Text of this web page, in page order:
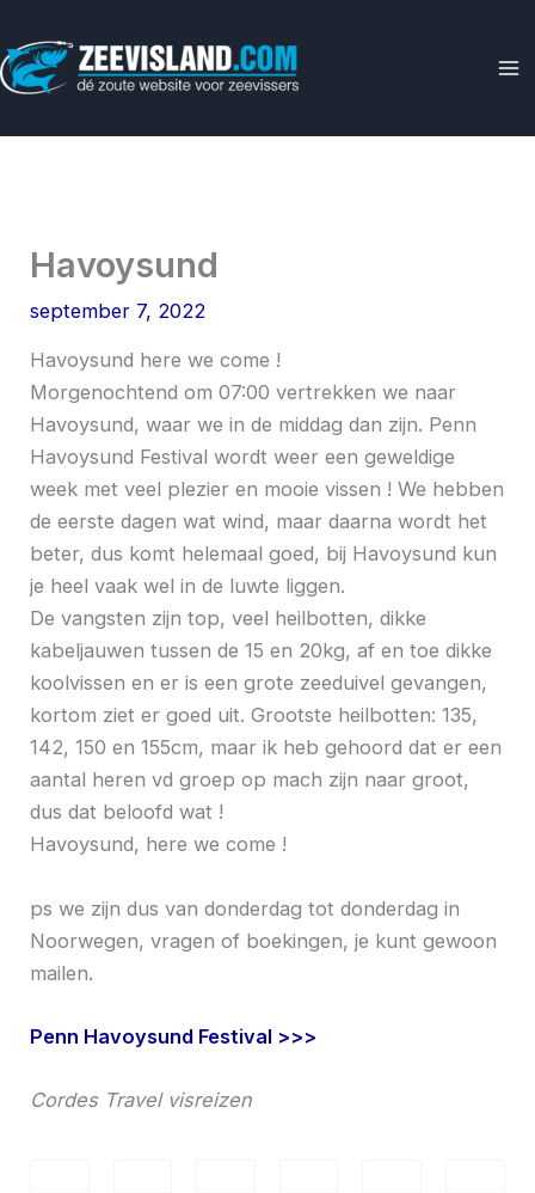
naar
de
Havoysund
september 7, 2022
Havoysund here we come !
Morgenochtend om 07:00 vertrekken we naar
Havoysund, waar we in de middag dan zijn. Penn
Havoysund Festival wordt weer een geweldige
week met veel plezier en mooie vissen ! We hebben
de eerste dagen wat wind, maar daarna wordt het
beter, dus komt helemaal goed, bij Havoysund kun
je heel vaak wel in de luwte liggen.
De vangsten zijn top, veel heilbotten, dikke
kabeljauwen tussen de 15 en 20kg, af en toe dikke
koolvissen en er is een grote zeeduivel gevangen,
kortom ziet er goed uit. Grootste heilbotten: 135,
142, 150 en 155cm, maar ik heb gehoord dat er een
aantal heren vd groep op mach zijn naar groot,
dus dat beloofd wat !
Havoysund, here we come !
ps we zijn dus van donderdag tot donderdag in
Noorwegen, vragen of boekingen, je kunt gewoon
mailen.
Penn Havoysund Festival >>>
Cordes Travel visreizen